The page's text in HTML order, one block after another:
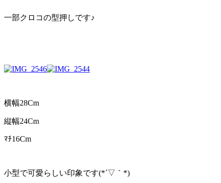
一部クロコの型押しです♪
横幅28Cm
縦幅24Cm
ﾏﾁ16Cm
小型で可愛らしい印象です(*´▽｀*)